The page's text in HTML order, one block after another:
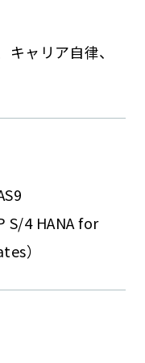
ャリア自律、
S/4 HANA for
）